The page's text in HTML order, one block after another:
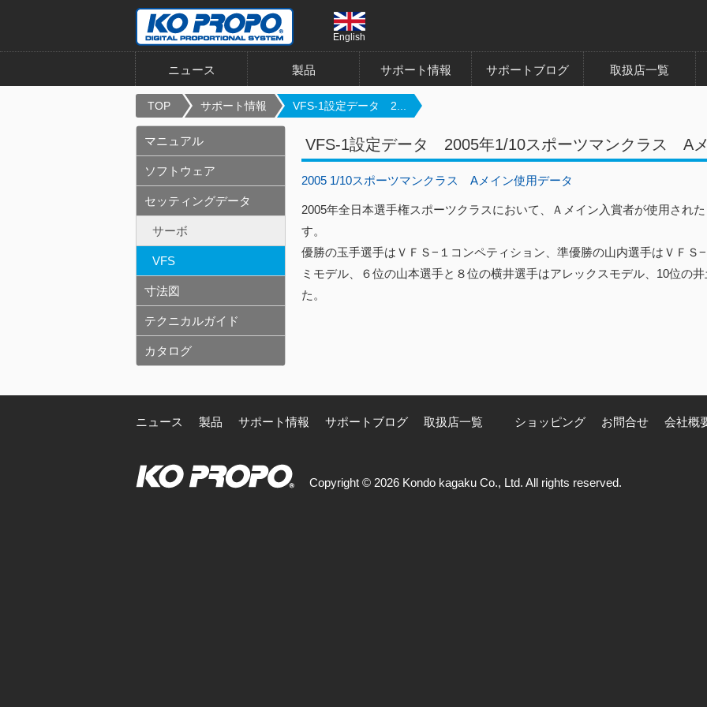
English
ニュース 製品 サポート情報 サポートブログ 取扱店一覧
TOP サポート情報 VFS-1設定データ 2...
VFS-1設定データ 2005年1/10スポーツマンクラス A
2005 1/10スポーツマンクラス Aメイン使用データ
2005年全日本選手権スポーツクラスにおいて、Ａメイン入賞者が使用され
す。
優勝の玉手選手はＶＦＳ−１コンペティション、準優勝の山内選手はＶＦＳ
ミモデル、６位の山本選手と８位の横井選手はアレックスモデル、10位の
た。
マニュアル
ソフトウェア
セッティングデータ
サーボ
VFS
寸法図
テクニカルガイド
カタログ
ニュース 製品 サポート情報 サポートブログ 取扱店一覧 ショッピング お問合せ 会社概
Copyright © 2026 Kondo kagaku Co., Ltd. All rights reserved.